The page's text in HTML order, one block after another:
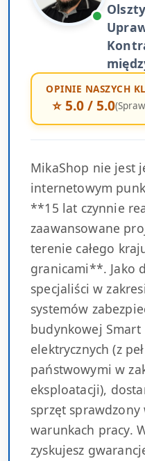
OPINIE NASZYCH
⭐ 5.0 / 5.0
MikaShop nie jest
internetowym
**15 lat czynnie
zaawansowane
terenie całego
granicami**. Jako
specjaliści w
systemów
budynkowej
elektrycznych (z
państwowymi w
eksploatacji),
sprzęt sprawdzony
warunkach pracy.
zyskujesz